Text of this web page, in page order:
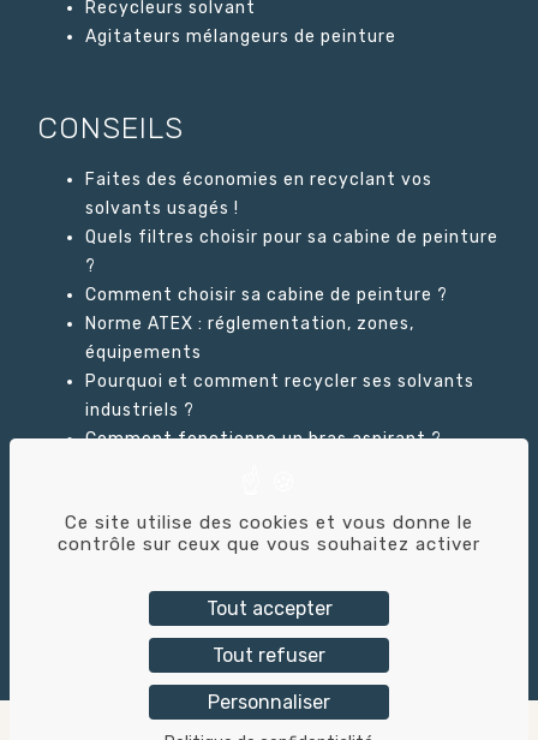
Recycleurs solvant
Agitateurs mélangeurs de peinture
CONSEILS
Faites des économies en recyclant vos
solvants usagés !
Quels filtres choisir pour sa cabine de peinture
?
Comment choisir sa cabine de peinture ?
Norme ATEX : réglementation, zones,
équipements
Pourquoi et comment recycler ses solvants
industriels ?
Comment fonctionne un bras aspirant ?
GLOSSAIRE
Tricolor Industries © – 2026 – Création du site :
& Co
Mentions légales Politique de confidentialité
Ce site utilise des cookies et vous donne le
contrôle sur ceux que vous souhaitez activer
Tout accepter
Tout refuser
Personnaliser